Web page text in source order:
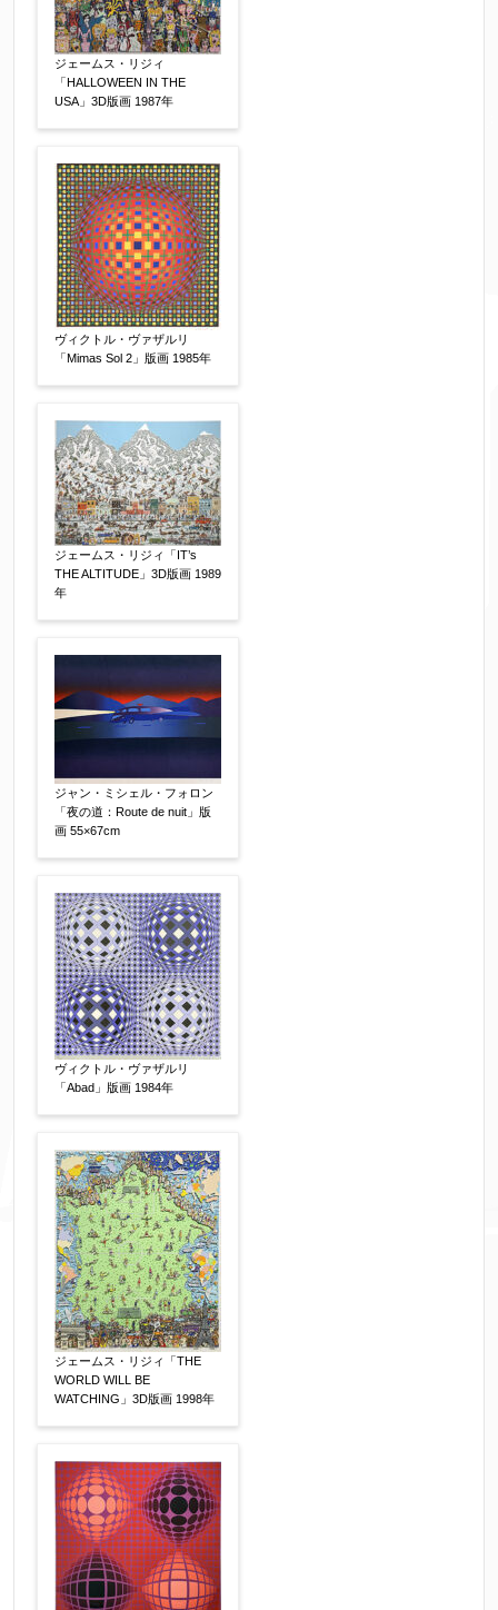
ジェームス・リジィ
「HALLOWEEN IN THE
USA」3D版画 1987年
ヴィクトル・ヴァザルリ
「Mimas Sol 2」版画 1985年
ジェームス・リジィ「IT’s
THE ALTITUDE」3D版画 1989
年
ジャン・ミシェル・フォロン
「夜の道：Route de nuit」版
画 55×67cm
ヴィクトル・ヴァザルリ
「Abad」版画 1984年
ジェームス・リジィ「THE
WORLD WILL BE
WATCHING」3D版画 1998年